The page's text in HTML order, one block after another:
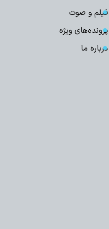
فیلم و صوت
پرونده‌های ویژه
درباره ما